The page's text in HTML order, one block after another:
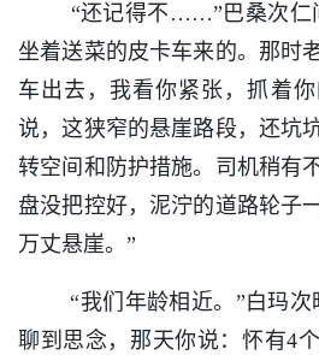
“还记得不……”巴桑次仁问
坐着送菜的皮卡车来的。那时
车出去，我看你紧张，抓着
说，这狭窄的悬崖路段，还坑
转空间和防护措施。司机稍有
盘没把控好，泥泞的道路轮子
万丈悬崖。”
“我们年龄相近。”白玛次
聊到思念，那天你说：怀有4